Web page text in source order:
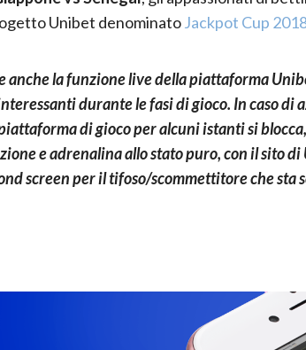
vsSenegal, gli appassionati di
Unibet denominatoJackpot Cup
anche la funzione live della piattaforma
durante le fasi di gioco. In caso di
di gioco per alcuni istanti si
e adrenalina allo stato puro, con il sito
screen per il tifoso/scommettitore che sta